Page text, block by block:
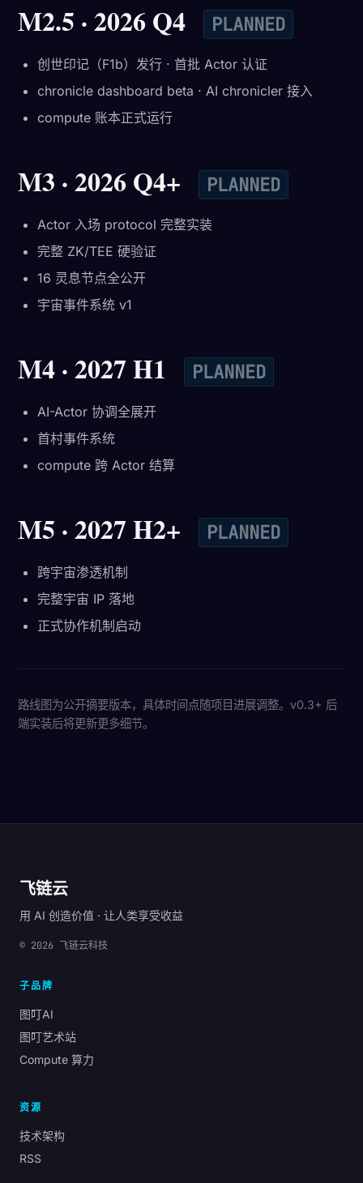
M2.5 · 2026 Q4 PLANNED
创世印记（F1b）发行 · 首批 Actor 认证
chronicle dashboard beta · AI chronicler 接入
compute 账本正式运行
M3 · 2026 Q4+ PLANNED
Actor 入场 protocol 完整实装
完整 ZK/TEE 硬验证
16 灵息节点全公开
宇宙事件系统 v1
M4 · 2027 H1 PLANNED
AI-Actor 协调全展开
首村事件系统
compute 跨 Actor 结算
M5 · 2027 H2+ PLANNED
跨宇宙渗透机制
完整宇宙 IP 落地
正式协作机制启动
路线图为公开摘要版本，具体时间点随项目进展调整。v0.3+ 后
端实装后将更新更多细节。
飞链云
用 AI 创造价值 · 让人类享受收益
© 2026 飞链云科技
子品牌
图叮AI
图叮艺术站
Compute 算力
资源
技术架构
RSS